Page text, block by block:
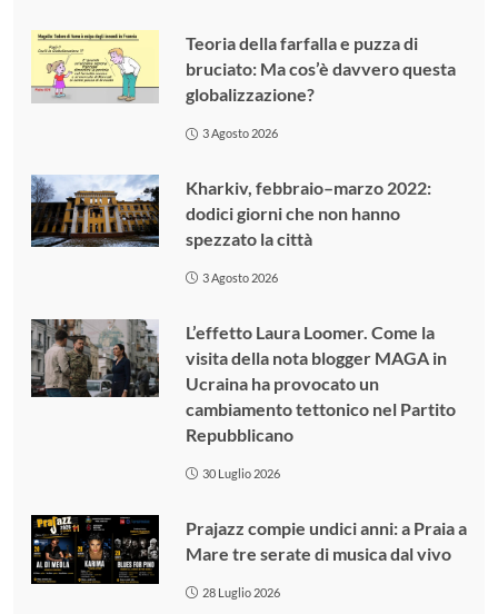
Teoria della farfalla e puzza di
bruciato: Ma cos’è davvero questa
globalizzazione?
3 Agosto 2026
Kharkiv, febbraio–marzo 2022:
dodici giorni che non hanno
spezzato la città
3 Agosto 2026
L’effetto Laura Loomer. Come la
visita della nota blogger MAGA in
Ucraina ha provocato un
cambiamento tettonico nel Partito
Repubblicano
30 Luglio 2026
Prajazz compie undici anni: a Praia a
Mare tre serate di musica dal vivo
28 Luglio 2026